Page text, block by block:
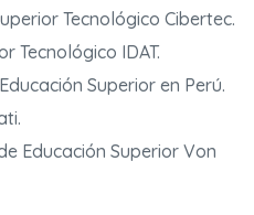
Tecnológico Cibertec.
Tecnológico IDAT.
Superior en Perú.
Educación Superior Von